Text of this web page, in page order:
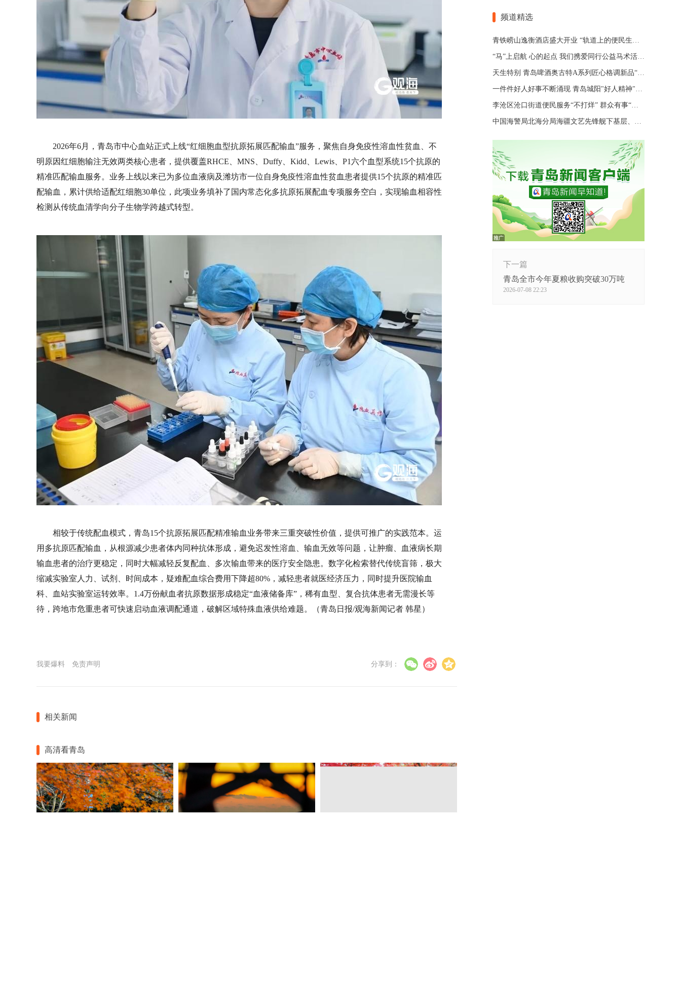
2026年6月，青岛市中心血站正式上线“红细胞血型抗原拓展匹配输血”服务，聚焦自身免疫性溶血性贫血、不
明原因红细胞输注无效两类核心患者，提供覆盖RHCE、MNS、Duffy、Kidd、Lewis、P1六个血型系统15个抗原的
精准匹配输血服务。业务上线以来已为多位血液病及潍坊市一位自身免疫性溶血性贫血患者提供15个抗原的精准匹
配输血，累计供给适配红细胞30单位，此项业务填补了国内常态化多抗原拓展配血专项服务空白，实现输血相容性
检测从传统血清学向分子生物学跨越式转型。
相较于传统配血模式，青岛15个抗原拓展匹配精准输血业务带来三重突破性价值，提供可推广的实践范本。运
用多抗原匹配输血，从根源减少患者体内同种抗体形成，避免迟发性溶血、输血无效等问题，让肿瘤、血液病长期
输血患者的治疗更稳定，同时大幅减轻反复配血、多次输血带来的医疗安全隐患。数字化检索替代传统盲筛，极大
缩减实验室人力、试剂、时间成本，疑难配血综合费用下降超80%，减轻患者就医经济压力，同时提升医院输血
科、血站实验室运转效率。1.4万份献血者抗原数据形成稳定“血液储备库”，稀有血型、复合抗体患者无需漫长等
待，跨地市危重患者可快速启动血液调配通道，破解区域特殊血液供给难题。（青岛日报/观海新闻记者 韩星）
我要爆料 免责声明 分享到：
相关新闻
高清看青岛
频道精选
青铁崂山逸衡酒店盛大开业 “轨道上的便民生活圈”渐行渐近
“马”上启航 心的起点 我们携爱同行公益马术活动 在青岛博洋马术俱乐部举办
天生特别 青岛啤酒奥古特A系列匠心格调新品“特别”登场
一件件好人好事不断涌现 青岛城阳"好人精神"擦亮城市文明底色
李沧区沧口街道便民服务“不打烊” 群众有事“随时办”
中国海警局北海分局海疆文艺先锋舰下基层、进码头、上海岛巡演
下一篇
青岛全市今年夏粮收购突破30万吨
2026-07-08 22:23